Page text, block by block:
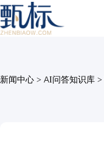
新闻中心 > AI问答知识库 >